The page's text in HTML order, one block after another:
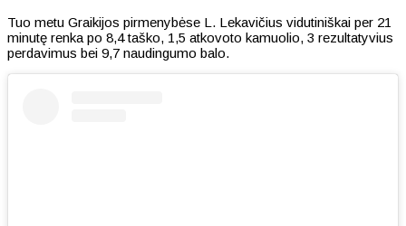
Tuo metu Graikijos pirmenybėse L. Lekavičius vidutiniškai per 21
minutę renka po 8,4 taško, 1,5 atkovoto kamuolio, 3 rezultatyvius
perdavimus bei 9,7 naudingumo balo.